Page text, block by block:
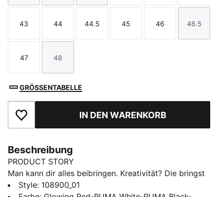
Größe
43
Größe
44
Größe
44.5
Größe
45
Größe
46
Größe
46.5
Größe
47
Größe
48
GRÖSSENTABELLE
Zu Favoriten hinzufügenIN DEN WARENKORB
Beschreibung
PRODUCT STORY
Man kann dir alles beibringen. Kreativität? Die bringst
du selbst mit. Entfessle deine Spielmacher-Skills mit
Style: 108900_01